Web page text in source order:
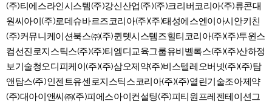
(주)티에스라인시스템(주)강신산업(주)(주)크리버코리아(주)류콘대
원씨아이(주)로데슈바르즈코리아(주)(주)태성에스엔이아시안키친
(주)커뮤니케이션북스㈜(주)퀸텟시스템즈힐티코리아(주)(주)투윈스
컴선진로지스틱스(주)(주)티엠디교육그룹유비벨록스(주)(주)산하정
보기술청오디피케이(주)(주)삼오제약(주)비스텔레오버넷(주)(주)탐
앤탐스(주)인젠트유센로지스틱스코리아(주)(주)열린기술조아제약
(주)대아이앤씨㈜(주)피에스아이컨설팅(주)피티원프레젠테이션그